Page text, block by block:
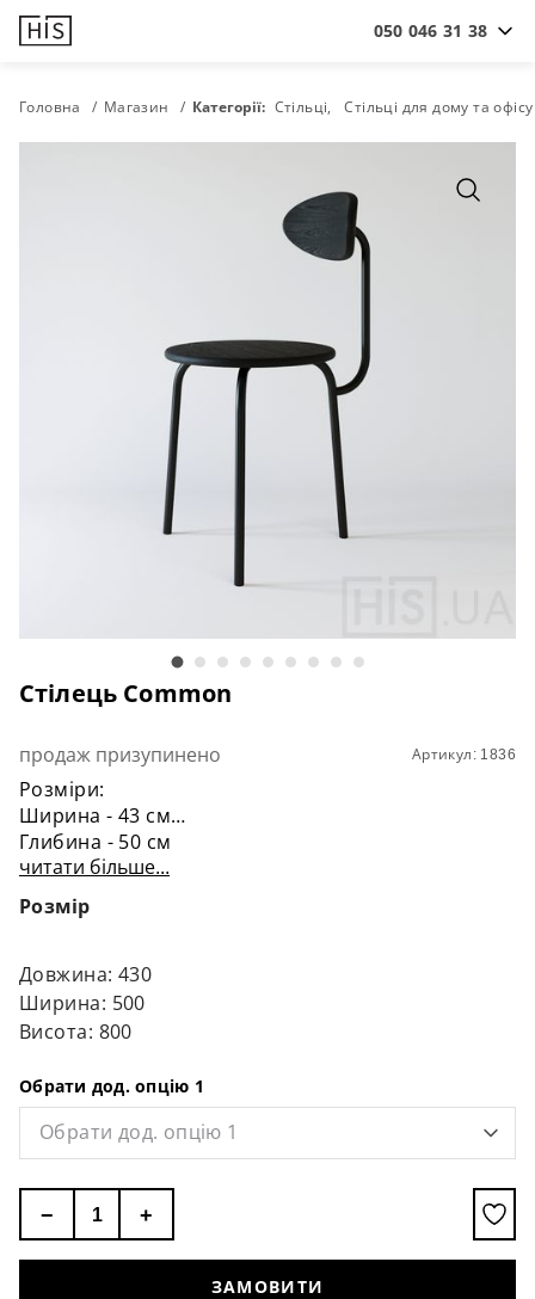
050 046 31 38
Головна Магазин Категорії: Стільці Стільці для дому та офісу
Стілець Common
Артикул: 1836
продаж призупинено
Розміри:
Ширина - 43 см
Глибина - 50 см
Висота - 80 см
Матеріали каркасу:
Сталь, полімерне фарбування
Натуральне тоноване дерево
читати більше...
Розмір
Довжина: 430
Ширина: 500
Висота: 800
Обрати дод. опцію 1
Обрати дод. опцію 1
− +
ЗАМОВИТИ